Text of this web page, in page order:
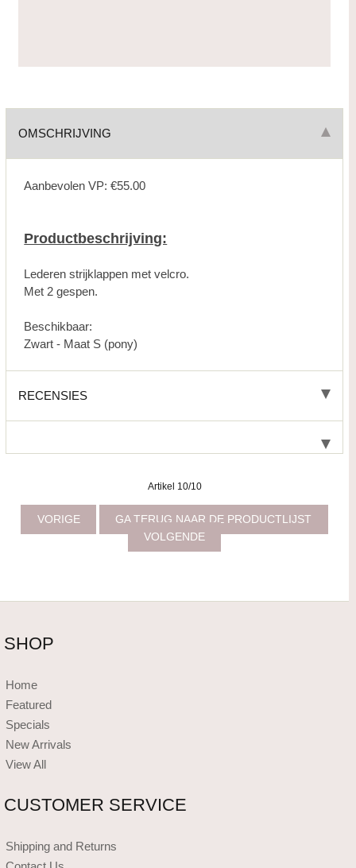
OMSCHRIJVING
Aanbevolen VP: €55.00
Productbeschrijving:
Lederen strijklappen met velcro.
Met 2 gespen.
Beschikbaar:
Zwart - Maat S (pony)
RECENSIES
Artikel 10/10
VORIGE
GA TERUG NAAR DE PRODUCTLIJST
VOLGENDE
SHOP
Home
Featured
Specials
New Arrivals
View All
CUSTOMER SERVICE
Shipping and Returns